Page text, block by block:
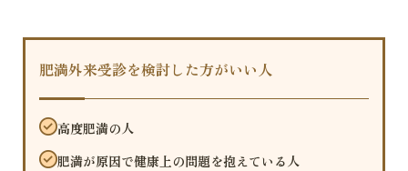
肥満外来受診を検討した方がいい人
高度肥満の人
肥満が原因で健康上の問題を抱えている人